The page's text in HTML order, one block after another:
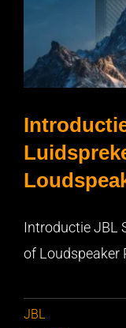
Introductie JBL
of Loudspeaker
JBL